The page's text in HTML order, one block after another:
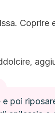
Coprire
poi